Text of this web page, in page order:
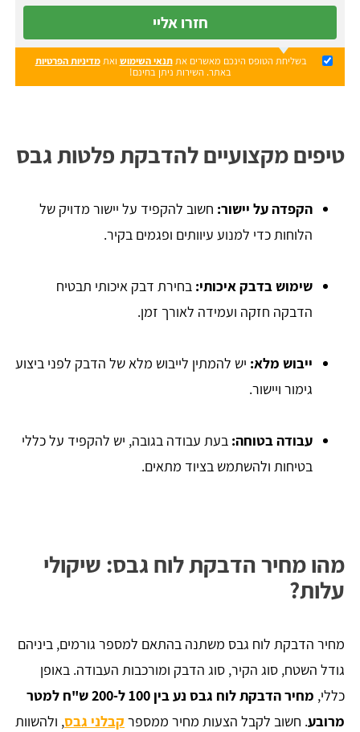
חזרו אליי
בשליחת הטופס הינכם מאשרים אתתנאי השימוש ואתמדיניות הפרטיות
באתר. השירות ניתן בחינם!
טיפים מקצועיים להדבקת פלטות גבס
הקפדה על יישור: חשוב להקפיד על יישור מדויק של
הלוחות כדי למנוע עיוותים ופגמים בקיר.
שימוש בדבק איכותי: בחירת דבק איכותי תבטיח
הדבקה חזקה ועמידה לאורך זמן.
ייבוש מלא: יש להמתין לייבוש מלא של הדבק לפני ביצוע
גימור ויישור.
עבודה בטוחה: בעת עבודה בגובה, יש להקפיד על כללי
בטיחות ולהשתמש בציוד מתאים.
מהו מחיר הדבקת לוח גבס: שיקולי
עלות?
מחיר הדבקת לוח גבס משתנה בהתאם למספר גורמים, ביניהם
גודל השטח, סוג הקיר, סוג הדבק ומורכבות העבודה. באופן
כללי,
מחיר הדבקת לוח גבס נע בין 100 ל-200 ש"ח למטר
מרובע. חשוב לקבל הצעות מחיר ממספר קבלני גבס, ולהשוות